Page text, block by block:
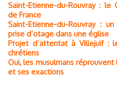
Saint-Etienne-du-Rouvray : le
de France
Saint-Etienne-du-Rouvray :
prise d’otage dans une église
Projet d’attentat à Villejuif :
chrétiens
Oui, les musulmans
et ses exactions